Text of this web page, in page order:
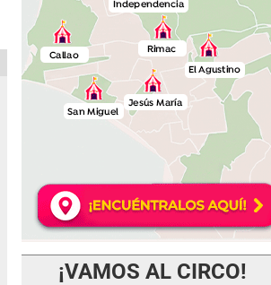
¡VAMOS AL CIRCO!